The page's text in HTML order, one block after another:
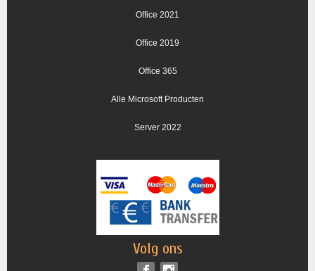
Office 2021
Office 2019
Office 365
Alle Microsoft Producten
Server 2022
Volg ons